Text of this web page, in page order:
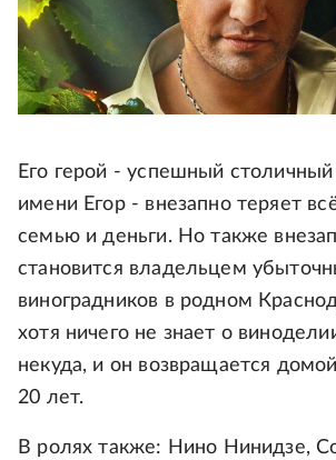
Его герой - успешный
имени Егор - внезапно теряет
семью и деньги. Но также
становится владельцем
виноградников в родном
хотя ничего не знает о
некуда, и он возвращается
20 лет.
В ролях также: Нино Нинидзе,